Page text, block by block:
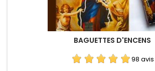
BAGUETTES D'ENCENS
98 avis